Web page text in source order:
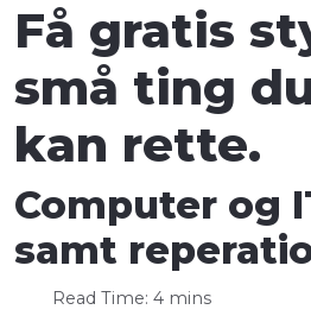
Få gratis
små ting
kan rette.
Computer og
samt
Read Time: 4 mins